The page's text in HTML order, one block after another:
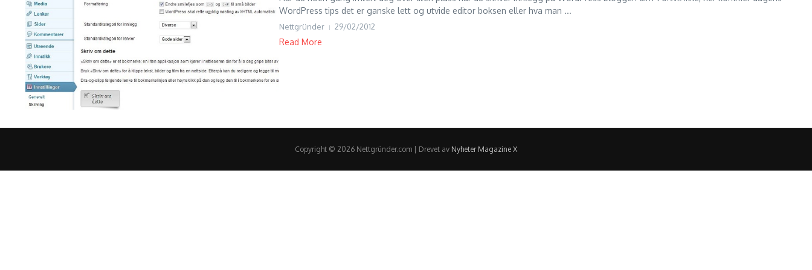
WordPress tips det er ganske lett og utvide editor boksen eller hva man ...
Nettgründer 29/02/2012
Read More
Copyright © 2026 Nettgründer.com | Drevet av Nyheter Magazine X